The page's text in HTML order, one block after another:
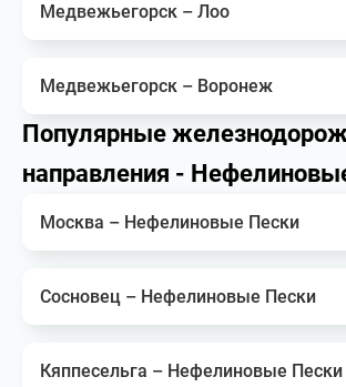
Медвежьегорск – Лоо
Медвежьегорск – Воронеж
Популярные
направления -
Москва – Нефелиновые Пески
Сосновец – Нефелиновые Пески
Кяппесельга – Нефелиновые Пески